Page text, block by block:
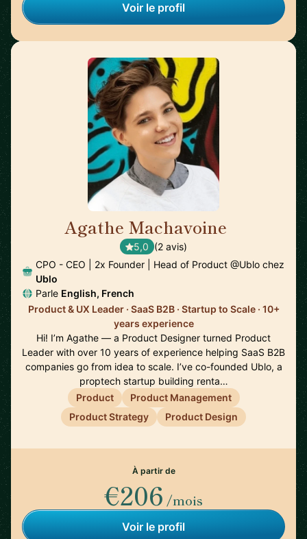
Voir le profil
Agathe Machavoine
5,0 (2 avis)
CPO - CEO | 2x Founder | Head of Product @Ublo chez
Ublo
Parle English, French
Product & UX Leader · SaaS B2B · Startup to Scale · 10+
years experience
Hi! I’m Agathe — a Product Designer turned Product
Leader with over 10 years of experience helping SaaS B2B
companies go from idea to scale. I’ve co-founded Ublo, a
proptech startup building renta…
Product
Product Management
Product Strategy
Product Design
À partir de
€206 /mois
Voir le profil